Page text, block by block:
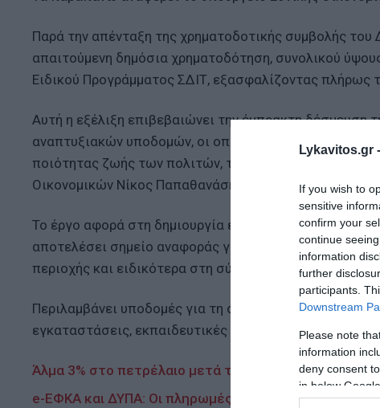
Lykavitos.gr -
If you wish to
sensitive
confirm your
continue
information
further
participants.
Downstream
Please note
information
deny consent
in below
Παρά την απένταξη της χρηματοδοτικής συμβολής
απαιτούμενη δημόσια χρηματοδότηση, συνολικού
Ειδικού Προγράμματος ΣΔΙΤ, εξασφαλίζοντας πλήρως
Αυτή η εξέλιξη επιβεβαιώνει την έμπρακτη δέσμευση
αναπτυξιακών υποδομών, οι οποίες συμβάλλουν
ποιότητας ζωής των πολιτών, τονίζει ο αρμόδιος για
Οικονομικών Νίκος Παπαθανάσης.
Το έργο αφορά στη δημιουργία ενός πολυδύναμου
αποτελέσει σημείο αναφοράς για την Πάτρα,
περιοχής και ειδικότερα στη σύνδεση του
Περιλαμβάνει υποδομές για τη στέγαση διοικητικών
εγκαταστάσεις, εκπαιδευτικές δομές και υποδομές
Άλμα 3% στο πετρέλαιο μετά τις νέες πυραυλικές
e-ΕΦΚΑ και ΔΥΠΑ: Οι πληρωμές από σήμερα έως τις 12